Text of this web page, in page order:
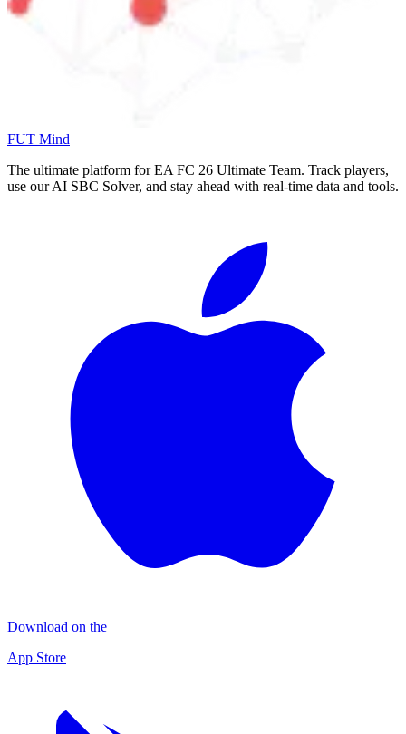
FUT Mind
The ultimate platform for EA FC 26 Ultimate Team. Track players,
use our AI SBC Solver, and stay ahead with real-time data and tools.
Download on the
App Store